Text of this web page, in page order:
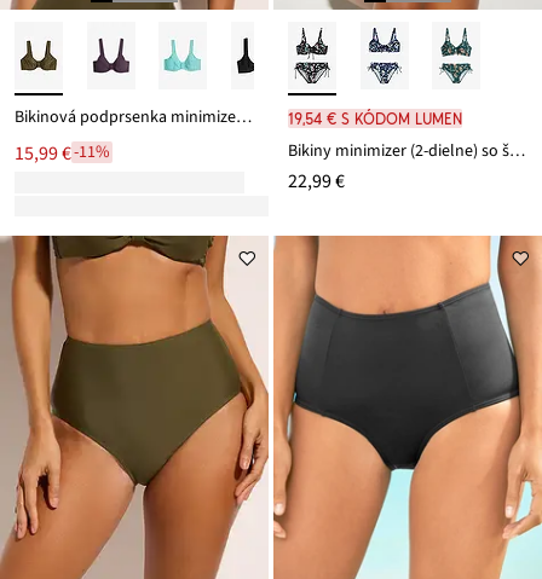
Bikinová podprsenka minimizer so širokými ramienkami
15,99 €-11%
19,54 € s kódom LUMEN
Bikiny minimizer (2-dielne) so šnúrkami na zaviazanie
22,99 €